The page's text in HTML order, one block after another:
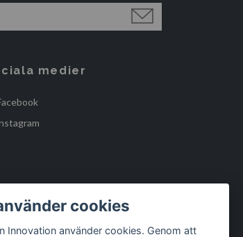
medier
cookies
Innovation använder cookies. Genom att